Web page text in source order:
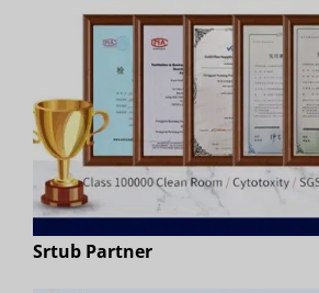
Srtub Partner